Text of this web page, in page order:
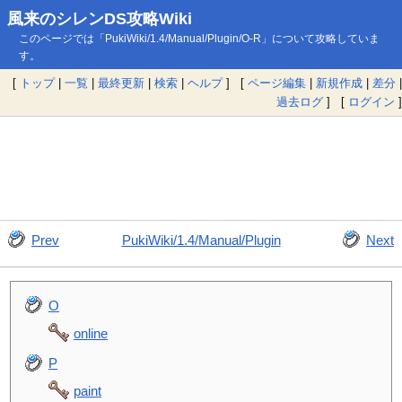
風来のシレンDS攻略Wiki
このページでは「PukiWiki/1.4/Manual/Plugin/O-R」について攻略していま
す。
[ トップ| 一覧 | 最終更新 | 検索 | ヘルプ] [ ページ編集 | 新規作成 | 差分 |
過去ログ ] [ ログイン ]
Prev Next
PukiWiki/1.4/Manual/Plugin
O
online
P
paint